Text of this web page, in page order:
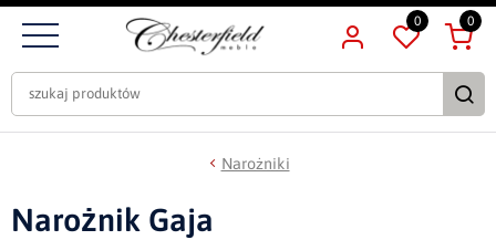
0 0
Narożniki
Narożnik Gaja